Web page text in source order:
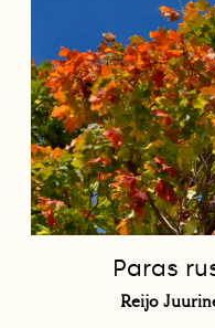
Paras
Reijo